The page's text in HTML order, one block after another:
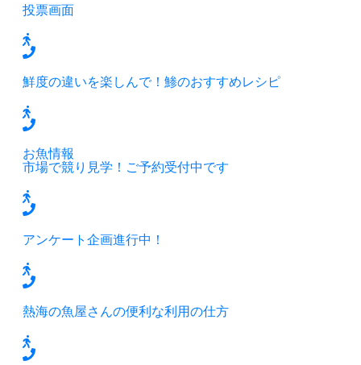
投票画面
鮮度の違いを楽しんで！鯵のおすすめレシピ
お魚情報
市場で競り見学！ご予約受付中です
アンケート企画進行中！
熱海の魚屋さんの便利な利用の仕方